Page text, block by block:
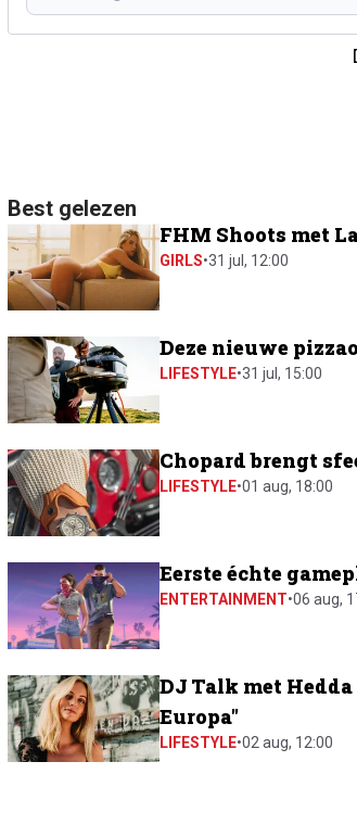
Best gelezen
FHM Shoots met
GIRLS•31 jul, 12:00
Deze nieuwe
LIFESTYLE•31 jul, 15:00
Chopard brengt
LIFESTYLE•01 aug, 18:00
Eerste échte
ENTERTAINMENT•06 aug,
DJ Talk met
Europa"
LIFESTYLE•02 aug, 12:00